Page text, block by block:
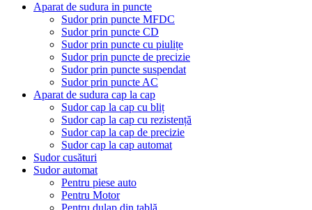
Aparat de sudura in puncte
Sudor prin puncte MFDC
Sudor prin puncte CD
Sudor prin puncte cu piulițe
Sudor prin puncte de precizie
Sudor prin puncte suspendat
Sudor prin puncte AC
Aparat de sudura cap la cap
Sudor cap la cap cu bliț
Sudor cap la cap cu rezistență
Sudor cap la cap de precizie
Sudor cap la cap automat
Sudor cusături
Sudor automat
Pentru piese auto
Pentru Motor